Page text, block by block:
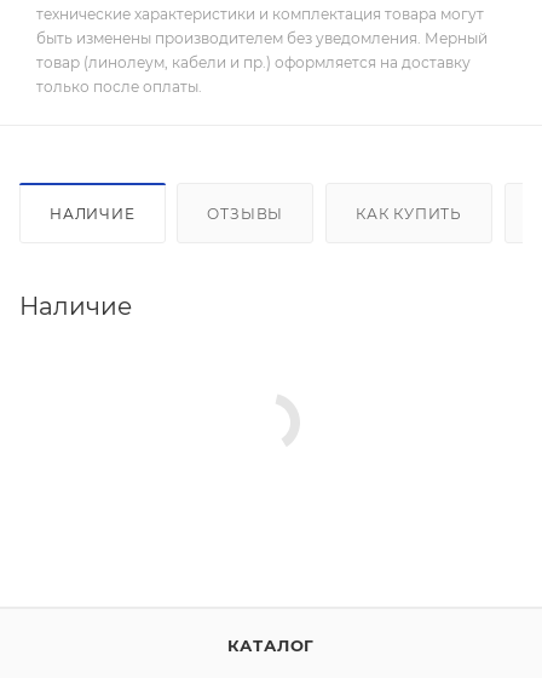
технические характеристики и комплектация товара могут
быть изменены производителем без уведомления. Мерный
товар (линолеум, кабели и пр.) оформляется на доставку
только после оплаты.
НАЛИЧИЕ ОТЗЫВЫ КАК КУПИТЬ
Наличие
КАТАЛОГ